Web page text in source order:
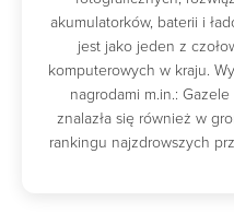
akumulatorków, baterii i
jest jako jeden z
komputerowych w kraju.
nagrodami m.in.:
znalazła się również w
rankingu najzdrowszych